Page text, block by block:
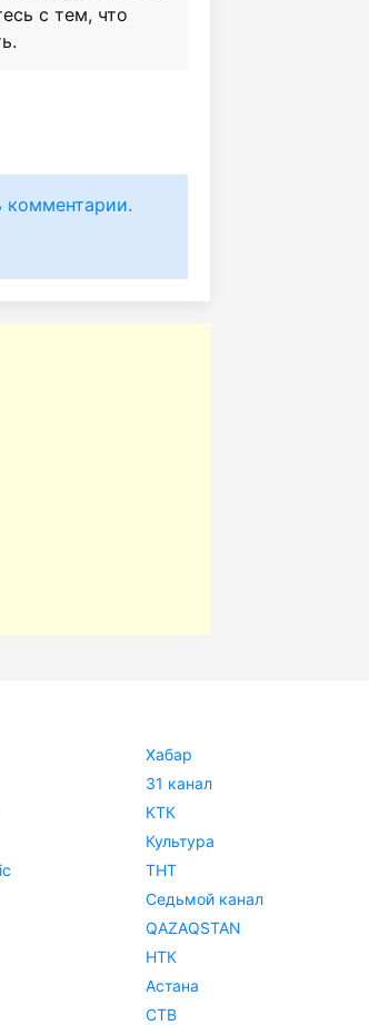
с тем, что
комментарии.
Хабар
31 канал
КТК
Культура
ТНТ
Седьмой канал
QAZAQSTAN
НТК
Астана
СТВ